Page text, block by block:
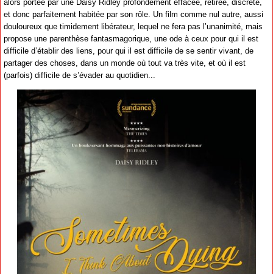
alors portée par une Daisy Ridley profondément effacée, retirée, discrète,
et donc parfaitement habitée par son rôle. Un film comme nul autre, aussi
douloureux que timidement libérateur, lequel ne fera pas l’unanimité, mais
propose une parenthèse fantasmagorique, une ode à ceux pour qui il est
difficile d’établir des liens, pour qui il est difficile de se sentir vivant, de
partager des choses, dans un monde où tout va très vite, et où il est
(parfois) difficile de s’évader au quotidien...